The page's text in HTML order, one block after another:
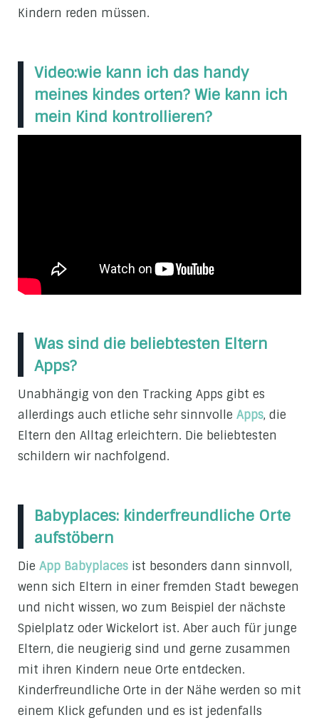
Kindern reden müssen.
Video:wie kann ich das handy
meines kindes orten? Wie kann ich
mein Kind kontrollieren?
Was sind die beliebtesten Eltern
Apps?
Unabhängig von den Tracking Apps gibt es
allerdings auch etliche sehr sinnvolle Apps, die
Eltern den Alltag erleichtern. Die beliebtesten
schildern wir nachfolgend.
Babyplaces: kinderfreundliche Orte
aufstöbern
Die App Babyplaces ist besonders dann sinnvoll,
wenn sich Eltern in einer fremden Stadt bewegen
und nicht wissen, wo zum Beispiel der nächste
Spielplatz oder Wickelort ist. Aber auch für junge
Eltern, die neugierig sind und gerne zusammen
mit ihren Kindern neue Orte entdecken.
Kinderfreundliche Orte in der Nähe werden so mit
einem Klick gefunden und es ist jedenfalls